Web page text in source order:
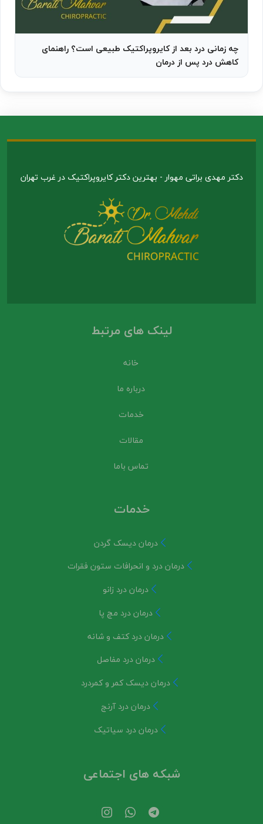
چه زمانی درد بعد از کایروپراکتیک طبیعی است؟ راهنمای
کاهش درد پس از درمان
دکتر مهدی براتی مهوار - بهترین دکتر کایروپراکتیک در غرب تهران
لینک های مرتبط
خانه
درباره ما
خدمات
مقالات
تماس باما
خدمات
درمان دیسک گردن
درمان درد و انحرافات ستون فقرات
درمان درد زانو
درمان درد مچ پا
درمان درد کتف و شانه
درمان درد مفاصل
درمان دیسک کمر و کمردرد
درمان درد آرنج
درمان درد سیاتیک
شبکه های اجتماعی